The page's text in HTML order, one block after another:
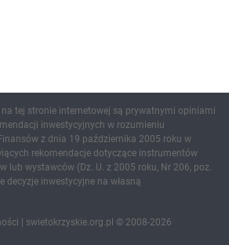
tej stronie internetowej są prywatnymi opiniami
inwestycyjnych w rozumieniu
z dnia 19 października 2005 roku w
rekomendacje dotyczące instrumentów
lub wystawców (Dz. U. z 2005 roku, Nr 206, poz.
decyzje inwestycyjne na własną
| swietokrzyskie.org.pl © 2008-2026